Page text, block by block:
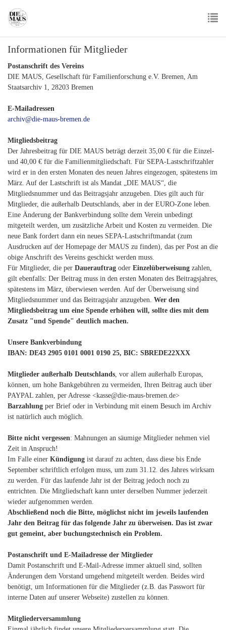
main
Informationen für Mitglieder
Postanschrift des Vereins
DIE MAUS, Gesellschaft für Familienforschung e.V. Bremen, Am
Staatsarchiv 1, 28203 Bremen
E-Mailadressen
archiv@die-maus-bremen.de
Mitgliedsbeitrag
Der Jahresbeitrag für DIE MAUS beträgt derzeit 35,00 € für die Einzel-
und 40,00 € für die Familienmitgliedschaft. Für SEPA-Lastschriftzahler
wird er in den ersten Monaten des neuen Jahres eingezogen, spätestens im
März. Auf der Lastschrift ist als Mandat „DIE MAUS“, die
Mitgliedsnummer und das Beitragsjahr anzugeben. Dies gilt auch für
Mitglieder, die außerhalb Deutschlands, aber in der EURO-Zone leben.
Eine Änderung der Bankverbindung sollte dem Verein unbedingt
mitgeteilt werden, um zusätzliche Arbeit und Kosten zu vermeiden. Die
neue Bank fordert dann ein neues SEPA-Lastschriftmandat (zum
Ausdrucken auf der Homepage der MAUS zu finden), das per Post an die
obige Anschrift des Vereins geschickt werden muss.
Für Mitglieder, die per Dauerauftrag oder Einzelüberweisung zahlen,
gilt ebenfalls: Der Beitrag muss in den ersten Monaten des Beitragsjahres,
spätestens im März, überwiesen werden. Auf der Überweisung sind
Mitgliedsnummer und das Beitragsjahr anzugeben. Wer den
Mitgliedsbeitrag um eine Spende erhöhen will, sollte dies mit dem
Zusatz "und Spende" deutlich machen.
Unsere Bankverbindung
IBAN: DE43 2905 0101 0001 0190 25, BIC: SBREDE22XXX
Mitglieder außerhalb Deutschlands, vor allem außerhalb Europas,
können, um hohe Bankgebühren zu vermeiden, Ihren Beitrag auch über
PAYPAL zahlen, per Adresse <kasse@die-maus-bremen.de>
Barzahlung per Brief oder in Verbindung mit einem Besuch im Archiv
ist natürlich auch möglich.
Bitte nicht vergessen: Mahnungen an säumige Mitglieder nehmen viel
Zeit in Anspruch!
Im Falle einer Kündigung ist darauf zu achten, dass diese bis Ende
September schriftlich erfolgen muss, um zum 31.12. des Jahres wirksam
zu werden. Für das laufende Jahr ist der Beitrag jedoch noch zu
entrichten. Die Mitgliedschaft kann unter derselben Nummer jederzeit
wieder aufgenommen werden.
Abschließend noch die Bitte, möglichst nicht im jeweils laufenden
Jahr den Beitrag für das folgende Jahr zu überweisen. Das ist zwar
gut gemeint, aber buchungstechnisch ein Problem.
Postanschrift und E-Mailadresse der Mitglieder
Damit Postanschrift und E-Mail-Adresse immer aktuell sind, sollten
Änderungen dem Vorstand umgehend mitgeteilt werden. Beides wird
benötigt, um Informationen für die Mitglieder (z.B. das Passwort für
interne Daten auf unserer Webseite) zustellen zu können.
Mitgliederversammlung